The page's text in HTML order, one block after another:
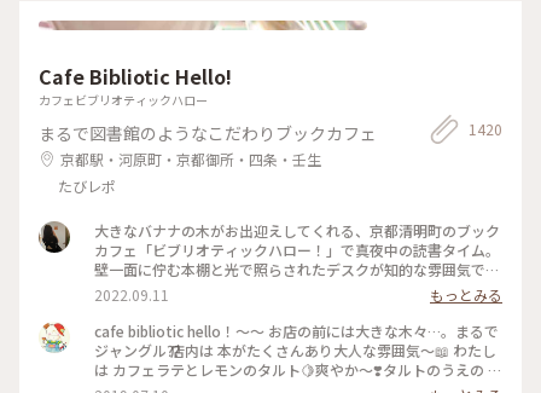
Cafe Bibliotic Hello!
カフェビブリオティックハロー
まるで図書館のようなこだわりブックカフェ
京都駅・河原町・京都御所・四条・壬生
たびレポ
1420
大きなバナナの木がお出迎えしてくれる、京都清明町のブック
カフェ「ビブリオティックハロー！」で真夜中の読書タイム。
壁一面に佇む本棚と光で照らされたデスクが知的な雰囲気で、
これぞ大人カフェでした。2階に貫けている本棚を見に行く
と、ちょっとスケスケの渡り廊下でスリリング。スイーツもド
リンクも美味しくて、夜遅くまでやっているのも嬉しくて。。
これは出張の度に立ち寄りそうです。築150年以上の町屋をリ
ノベしたというところも見応えあり。観光というよりも、ロー
カルに寄り添っているようで温かい空気も感じました。 #私の
2022.09.11
もっとみる
cafe bibliotic hello！〜〜 お店の前には大きな木々…。まるで
ジャングル⁇ 店内は 本がたくさんあり大人な雰囲気〜📖 わたし
は カフェラテとレモンのタルト🍋爽やか〜❣️タルトのうえの レ
モンのドライフルーツがめちゃくちゃ美味しい❣️ カフェの横で